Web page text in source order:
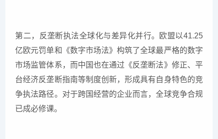
第二，反垄断执法全球化与差异化并行。欧盟以41.25
亿欧元罚单和《数字市场法》构筑了全球最严格的数字
市场监管体系，而中国也在通过《反垄断法》修正、平
台经济反垄断指南等制度创新，形成具有自身特色的竞
争执法路径。对于跨国经营的企业而言，全球竞争合规
已成必修课。